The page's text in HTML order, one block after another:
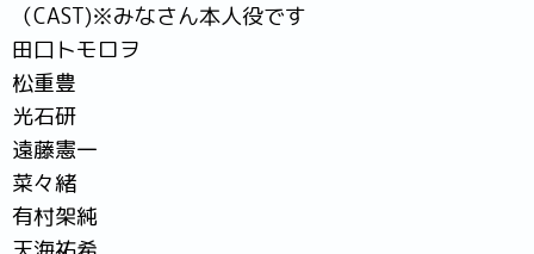
（CAST)※みなさん本人役です
田口トモロヲ
松重豊
光石研
遠藤憲一
菜々緒
有村架純